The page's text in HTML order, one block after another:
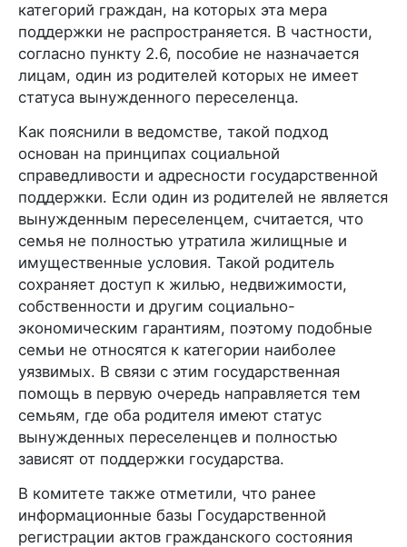
категорий граждан, на которых эта мера
поддержки не распространяется. В частности,
согласно пункту 2.6, пособие не назначается
лицам, один из родителей которых не имеет
статуса вынужденного переселенца.
Как пояснили в ведомстве, такой подход
основан на принципах социальной
справедливости и адресности государственной
поддержки. Если один из родителей не является
вынужденным переселенцем, считается, что
семья не полностью утратила жилищные и
имущественные условия. Такой родитель
сохраняет доступ к жилью, недвижимости,
собственности и другим социально-
экономическим гарантиям, поэтому подобные
семьи не относятся к категории наиболее
уязвимых. В связи с этим государственная
помощь в первую очередь направляется тем
семьям, где оба родителя имеют статус
вынужденных переселенцев и полностью
зависят от поддержки государства.
В комитете также отметили, что ранее
информационные базы Государственной
регистрации актов гражданского состояния